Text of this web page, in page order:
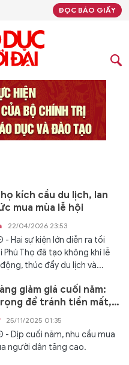
ĐỌC BÁO GIẤY
kích cầu du lịch, lan
mua mùa lễ hội
22/04/2026 23:53
- Hai sự kiện lớn diễn ra tối
Phú Thọ đã tạo không khí lễ
thúc đẩy du lịch và...
giảm giá cuối năm:
để tránh tiền mất,
25/11/2025 01:35
- Dịp cuối năm, nhu cầu mua
người dân tăng cao.